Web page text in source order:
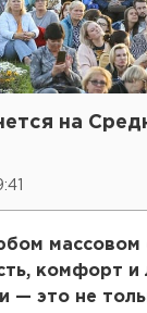
на
массовом
комфорт и
— это не